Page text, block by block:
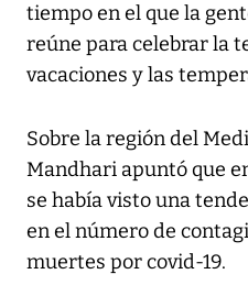
tiempo en el que la
reúne para celebrar la
vacaciones y las
Sobre la región del
Mandhari apuntó que
se había visto una
en el número de
muertes por covid-19.